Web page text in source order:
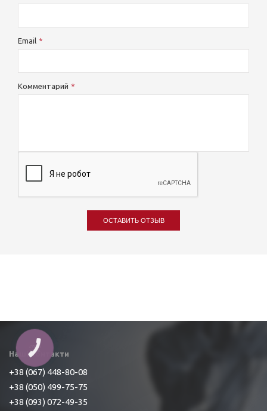
Email
Комментарий
ОСТАВИТЬ ОТЗЫВ
Наші контакти
+38 (067) 448-80-08
+38 (050) 499-75-75
+38 (093) 072-49-35